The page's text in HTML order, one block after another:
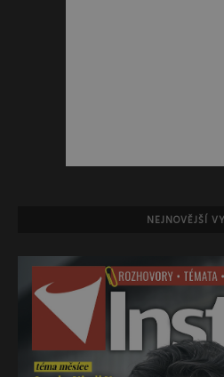
NEJNOVĚJŠÍ